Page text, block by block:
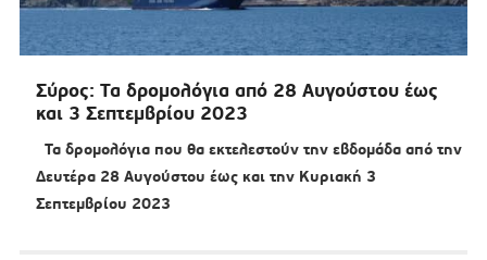
Σύρος: Τα δρομολόγια από 28 Αυγούστου έως
και 3 Σεπτεμβρίου 2023
Τα δρομολόγια που θα εκτελεστούν την εβδομάδα από την
Δευτέρα 28 Αυγούστου έως και την Κυριακή 3
Σεπτεμβρίου 2023